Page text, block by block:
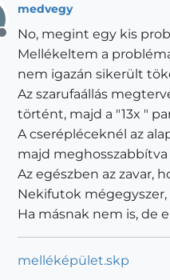
Offline
medvegy
No, megint egy kis
Mellékeltem a
nem igazán sikerült
Az szarufaállás
történt, majd a "13x "
A cserépléceknél az
majd
Az egészben az zavar,
Nekifutok
Ha másnak nem is, de
melléképület.skp